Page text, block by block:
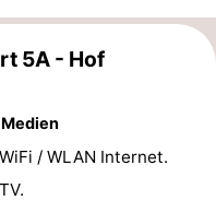
5A - Hof
Medien
WiFi / WLAN Internet.
TV.